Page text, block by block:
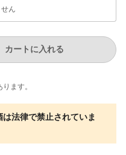
ん
カートに入れる
ます。
法律で禁止されていま